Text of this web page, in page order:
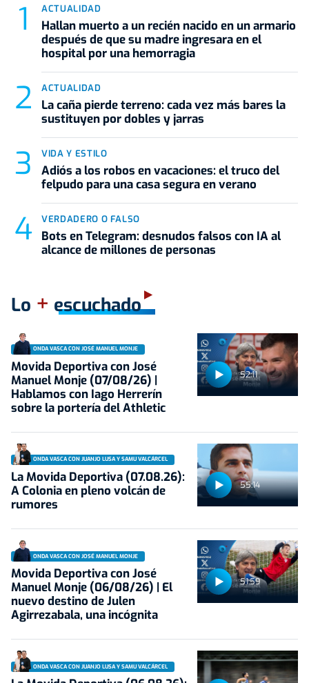
ACTUALIDAD
Hallan muerto a un recién nacido en un armario
después de que su madre ingresara en el
hospital por una hemorragia
ACTUALIDAD
La caña pierde terreno: cada vez más bares la
sustituyen por dobles y jarras
VIDA Y ESTILO
Adiós a los robos en vacaciones: el truco del
felpudo para una casa segura en verano
VERDADERO O FALSO
Bots en Telegram: desnudos falsos con IA al
alcance de millones de personas
Lo + escuchado
52:11
ONDA VASCA CON JOSÉ MANUEL MONJE
Movida Deportiva con José
Manuel Monje (07/08/26) |
Hablamos con Iago Herrerín
sobre la portería del Athletic
55:14
ONDA VASCA CON JUANJO LUSA Y SAMU VALCÁRCEL
La Movida Deportiva (07.08.26):
A Colonia en pleno volcán de
rumores
51:59
ONDA VASCA CON JOSÉ MANUEL MONJE
Movida Deportiva con José
Manuel Monje (06/08/26) | El
nuevo destino de Julen
Agirrezabala, una incógnita
ONDA VASCA CON JUANJO LUSA Y SAMU VALCÁRCEL